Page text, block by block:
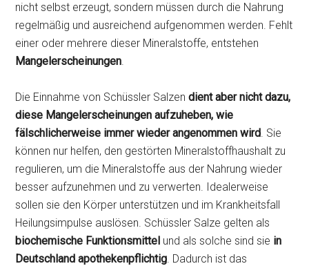
nicht selbst erzeugt, sondern müssen durch die Nahrung
regelmäßig und ausreichend aufgenommen werden. Fehlt
einer oder mehrere dieser Mineralstoffe, entstehen
Mangelerscheinungen.
Die Einnahme von Schüssler Salzendient aber nicht dazu,
diese Mangelerscheinungen aufzuheben, wie
fälschlicherweise immer wieder angenommen wird. Sie
können nur helfen, den gestörten Mineralstoffhaushalt zu
regulieren, um die Mineralstoffe aus der Nahrung wieder
besser aufzunehmen und zu verwerten. Idealerweise
sollen sie den Körper unterstützen und im Krankheitsfall
Heilungsimpulse auslösen. Schüssler Salze gelten als
biochemische Funktionsmittel und als solche sind sie in
Deutschland apothekenpflichtig. Dadurch ist das